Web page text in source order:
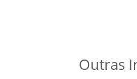
Outras